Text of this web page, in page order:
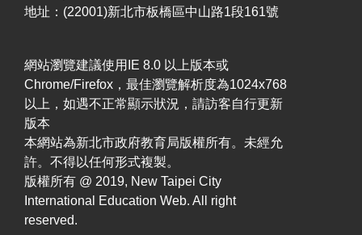
地址：(22001)新北市板橋區中山路1段161號
網站瀏覽建議使用IE 8.0 以上版本或
Chrome/Firefox，最佳瀏覽解析度為1024x768
以上，如遇不正常顯示狀況，請訪客自行更新
版本
本網站為新北市政府教育局版權所有。未經允
許。不得以任何形式複製。
版權所有 @ 2019, New Taipei City
International Education Web. All right
reserved.